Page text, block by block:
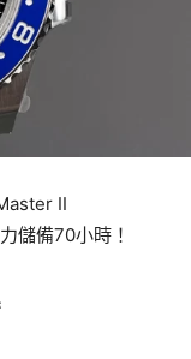
II
儲備70小時！